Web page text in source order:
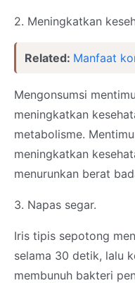
2. Meningkatkan
Related: Manfaat
Mengonsumsi
meningkatkan
metabolisme.
meningkatkan
menurunkan berat
3. Napas segar.
Iris tipis sepotong
selama 30 detik, lalu
membunuh bakteri